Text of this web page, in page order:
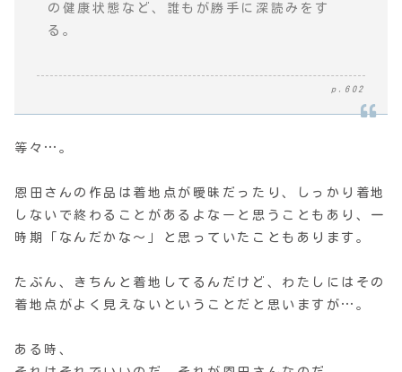
の健康状態など、誰もが勝手に深読みをす
る。
p.602
等々…。
恩田さんの作品は着地点が曖昧だったり、しっかり着地
しないで終わることがあるよなーと思うこともあり、一
時期「なんだかな〜」と思っていたこともあります。
たぶん、きちんと着地してるんだけど、わたしにはその
着地点がよく見えないということだと思いますが…。
ある時、